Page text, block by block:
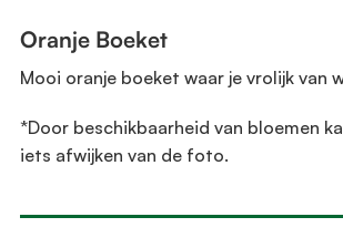
Oranje Boeket
Mooi oranje boeket waar je vrolijk van
*Door beschikbaarheid van bloemen
iets afwijken van de foto.